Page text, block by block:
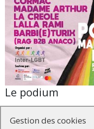
Le podium
République attend les
Gestion des cookies